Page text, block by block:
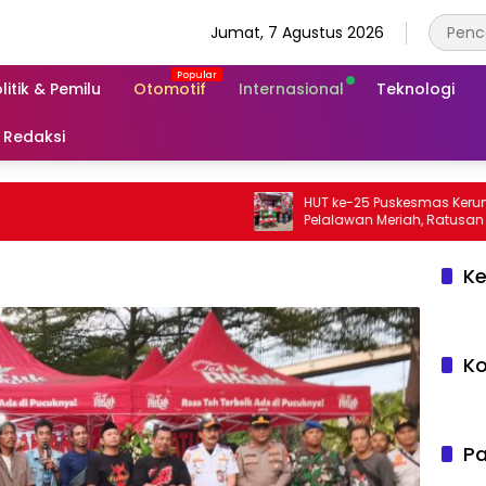
Jumat, 7 Agustus 2026
& Pemilu Otomotif Internasional Teknologi
Redaksi
HUT ke-25 Puskesmas Kerumutan
Pelalawan Meriah, Ratusan Warga
Jalan Santai dan Cek Kesehatan